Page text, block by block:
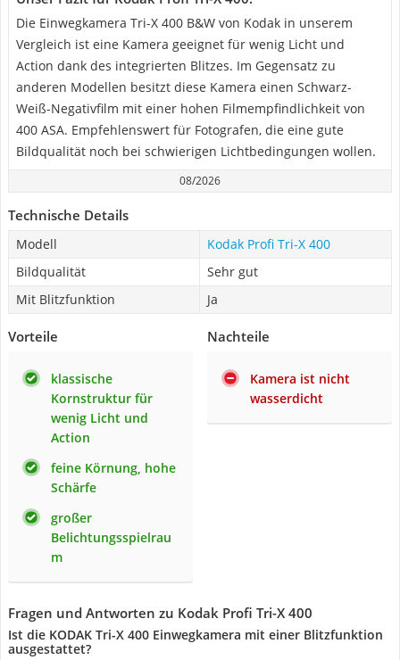
Die Einwegkamera Tri-X 400 B&W von Kodak in unserem
Vergleich ist eine Kamera geeignet für wenig Licht und
Action dank des integrierten Blitzes. Im Gegensatz zu
anderen Modellen besitzt diese Kamera einen Schwarz-
Weiß-Negativfilm mit einer hohen Filmempfindlichkeit von
400 ASA. Empfehlenswert für Fotografen, die eine gute
Bildqualität noch bei schwierigen Lichtbedingungen wollen.
08/2026
Technische Details
Modell
Kodak Profi Tri-X 400
Bildqualität
Sehr gut
Mit Blitzfunktion
Ja
Vorteile
klassische
Kornstruktur für
wenig Licht und
Action
feine Körnung, hohe
Schärfe
großer
Belichtungsspielrau
m
Nachteile
Kamera ist nicht
wasserdicht
Fragen und Antworten zu Kodak Profi Tri-X 400
Ist die KODAK Tri-X 400 Einwegkamera mit einer Blitzfunktion
ausgestattet?